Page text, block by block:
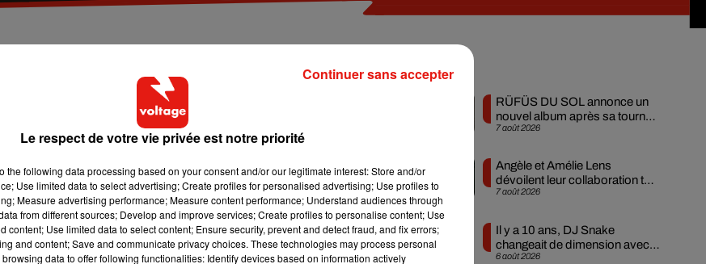
ne peut rendre visite à sa femme à l'hôpital.
qu'il pensait à elle.
malheureusement pas rendre visite à sa femme
une idée imparable pour lui montrer son amour tout en
de soins, l'homme s'est posté sous la fenêtre de
Plaisance , afin de lui jouerses morceaux favoris à l'accordéon.
bellissimo gesto e anche molto emozionante, lo voglio...
Musique
7 août 2026
RÜFÜS DU SOL annonce un
nouvel album après sa tournée
mondiale
7 août 2026
Angèle et Amélie Lens
dévoilent leur collaboration tant
attendue
6 août 2026
Il y a 10 ans, DJ Snake
changeait de dimension avec
son premier...
Le respect de votre vie privée est notre priorité
the following data processing based on your consent and/or our legitimate interest: Store and/or
Use limited data to select advertising; Create profiles for personalised advertising; Use profiles to
Measure advertising performance; Measure content performance; Understand audiences through
from different sources; Develop and improve services; Create profiles to personalise content; Use
content; Use limited data to select content; Ensure security, prevent and detect fraud, and fix errors;
and content; Save and communicate privacy choices. These technologies may process personal
data to offer following functionalities: Identify devices based on information actively
Continuer sans accepter